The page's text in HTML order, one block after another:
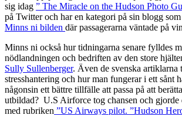
sig idag ” The Miracle on the Hudson Photo
på Twitter och har en kategori på sin blogg
Minns ni bilden där passagerarna väntade på
Minns ni också hur tidningarna senare fylldes
nödlandningen och bedriften av den store
Sully Sullenberger. Även de svenska artiklarna
stresshantering och hur man fungerar i ett sånt
någonsin ett bättre tillfälle att passa på att
utbildad? U.S Airforce tog chansen och gjorde
med rubriken ”US Airways pilot. ”Hudson